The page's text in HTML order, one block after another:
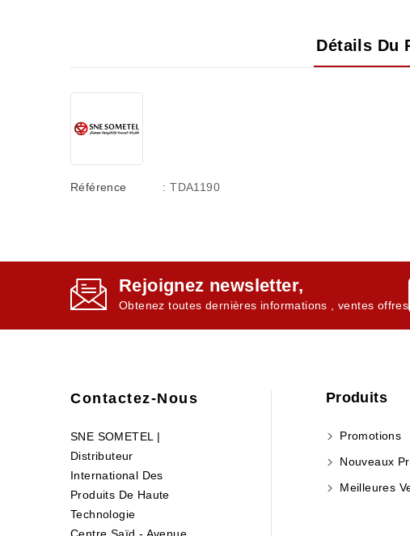
Détails Du
Référence : TDA1190
Rejoignez newsletter,
Obtenez toutes dernières informations , ventes offres
Contactez-Nous
SNE SOMETEL |
Distributeur
International Des
Produits De Haute
Technologie
Produits
Promotions
Nouveaux
Meilleures